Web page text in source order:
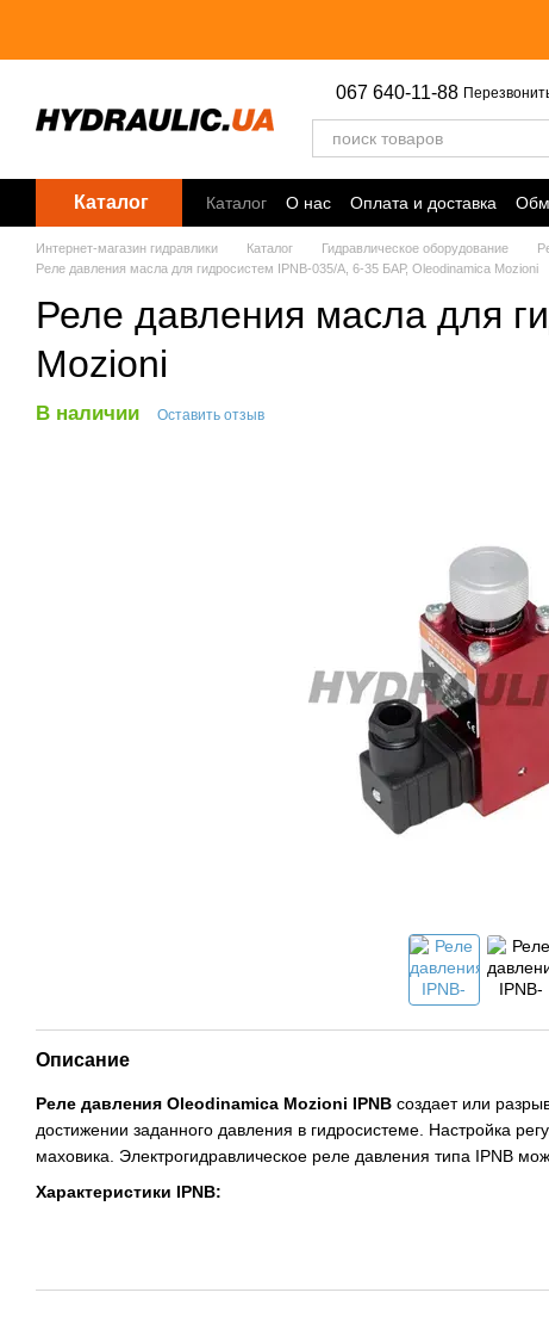
067 640-11-88
Каталог Каталог О нас Оплата и доставка
Точки выдачи
Интернет-магазин гидравлики Каталог Гидравлическое оборудование
Реле давления масла для гидросистем IPNB-035/A, 6-35 БАР, Oleodinamica Mozioni
Реле давления масла для
Mozioni
В наличии Оставить отзыв
Описание
Реле давления Oleodinamica Mozioni IPNB создает или
достижении заданного давления в гидросистеме. Настройка
маховика. Электрогидравлическое реле давления типа IPNB
Характеристики IPNB: